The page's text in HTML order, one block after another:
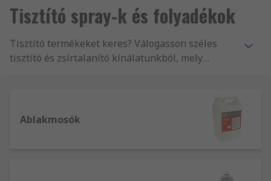
Tisztító spray-k és folyadékok
Tisztító termékeket keres? Válogasson széles
tisztító és zsírtalanító kínálatunkból, mely
Ablakmosók